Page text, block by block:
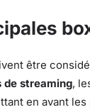
être
de streaming,
en avant